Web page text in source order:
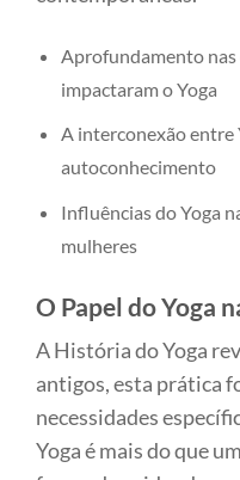
Aprofundamento
impactaram o Yoga
A interconexão entre
autoconhecimento
Influências do Yoga
mulheres
O Papel do Yoga
A História do Yoga
antigos, esta prática
necessidades
Yoga é mais do que